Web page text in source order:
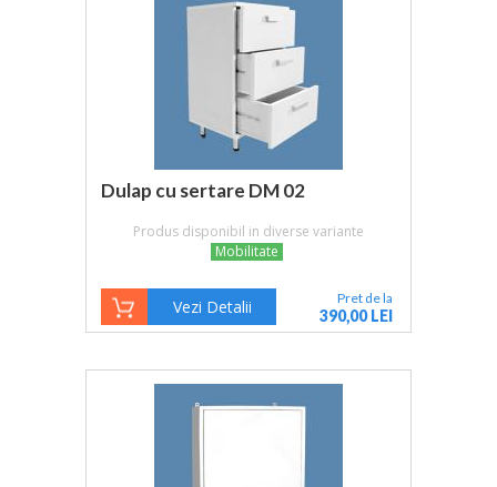
Dulap cu sertare DM 02
Produs disponibil in diverse variante
Mobilitate
Vezi Detalii Pret de la
390,00 LEI